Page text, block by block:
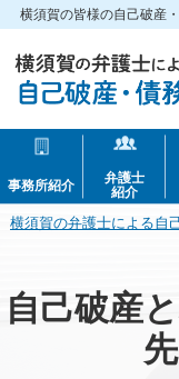
横須賀の皆様の自己破産
事務所紹介
弁護士
紹介
横須賀の弁護士による自
自己破産